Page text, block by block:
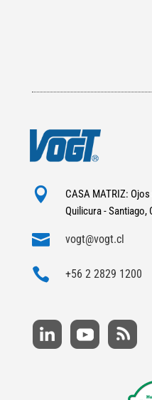

CASA MATRIZ:
Quilicura - Santiago,
 vogt@vogt.cl
 +56 2 2829 1200